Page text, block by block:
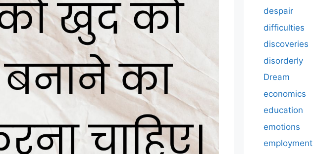
despair
difficulties
discoveries
disorderly
Dream
economics
education
emotions
employment